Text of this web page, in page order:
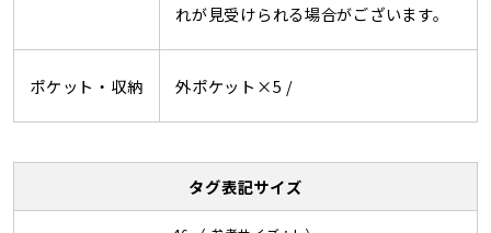
れが見受けられる場合がございます。
ポケット・収納 外ポケット×5 /
タグ表記サイズ